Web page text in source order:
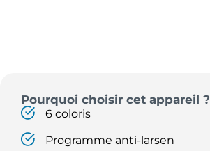
Pourquoi choisir cet appareil ?
6 coloris
Programme anti-larsen